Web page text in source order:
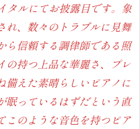
タルにてお披露目です。象
れ、数々のトラブルに見舞
ら信頼する調律師である照
の持つ上品な華麗さ、プレ
備えた素晴らしいピアノに
眠っているはずだという直
このような音色を持つピア